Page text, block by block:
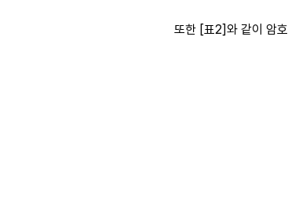
또한 [표2]와 같이 암